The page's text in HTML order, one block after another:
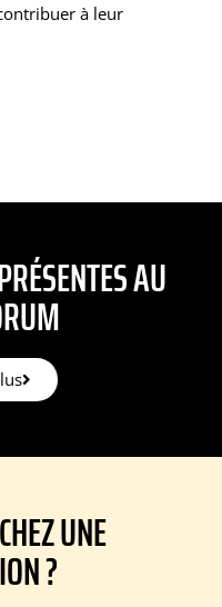
à leur
AU
UNE
?